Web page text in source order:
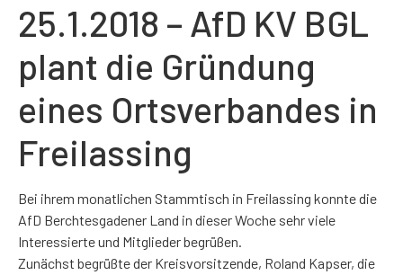
25.1.2018 – AfD KV BGL
plant die Gründung
eines Ortsverbandes in
Freilassing
Bei ihrem monatlichen Stammtisch in Freilassing konnte die
AfD Berchtesgadener Land in dieser Woche sehr viele
Interessierte und Mitglieder begrüßen.
Zunächst begrüßte der Kreisvorsitzende, Roland Kapser, die